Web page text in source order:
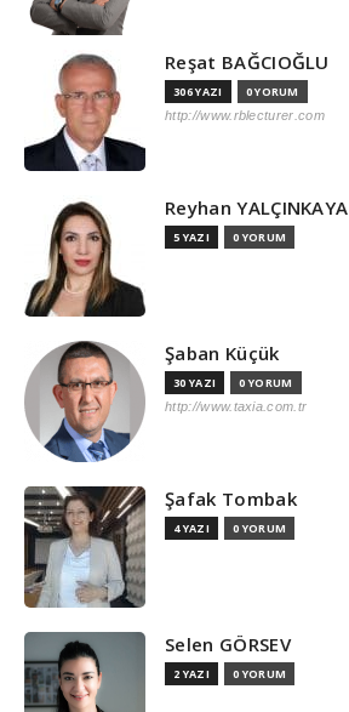
Reşat BAĞCIOĞLU
306 YAZI 0 YORUM
http://www.rblecturer.com
Reyhan YALÇINKAYA
5 YAZI 0 YORUM
Şaban Küçük
30 YAZI 0 YORUM
http://www.taxia.com.tr
Şafak Tombak
4 YAZI 0 YORUM
Selen GÖRSEV
2 YAZI 0 YORUM